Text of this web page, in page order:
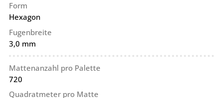
Form
Hexagon
Fugenbreite
3,0 mm
Mattenanzahl pro Palette
720
Quadratmeter pro Matte